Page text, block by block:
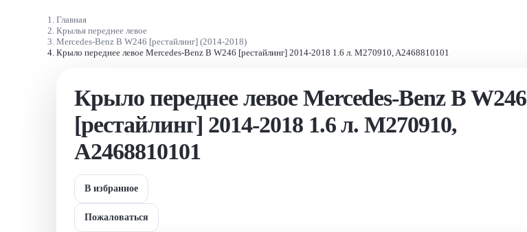
Главная
Крылья переднее левое
Mercedes-Benz B W246 [рестайлинг] (2014-2018)
Крыло переднее левое Mercedes-Benz B W246 [рестайлинг] 2014-2018 1.6 л. M270910, A2468810101
Крыло переднее левое Mercedes-Benz B W246
[рестайлинг] 2014-2018 1.6 л. M270910,
A2468810101
В избранное
Пожаловаться